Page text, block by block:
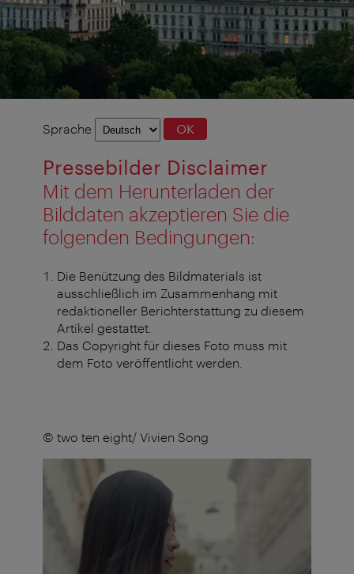
Sprachauswahl
Sprache OK
Pressebilder Disclaimer
Mit dem Herunterladen der
Bilddaten akzeptieren Sie die
folgenden Bedingungen:
Die Benützung des Bildmaterials ist
ausschließlich im Zusammenhang mit
redaktioneller Berichterstattung zu diesem
Artikel gestattet.
Das Copyright für dieses Foto muss mit
dem Foto veröffentlicht werden.
© two ten eight/ Vivien Song